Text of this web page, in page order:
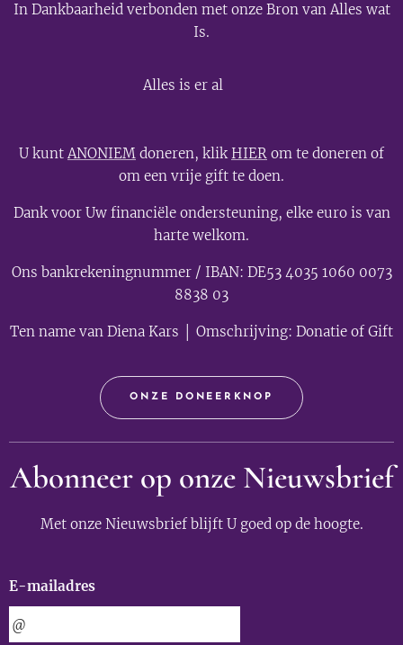
In Dankbaarheid verbonden met onze Bron van Alles wat
Is.
Alles is er al
U kuntANONIEM doneren, klikHIER om te doneren of
om een vrije gift te doen.
Dank voor Uw financiële ondersteuning, elke euro is van
harte welkom.
Ons bankrekeningnummer / IBAN: DE53 4035 1060 0073
8838 03
Ten name van Diena Kars │ Omschrijving: Donatie of Gift
ONZE DONEERKNOP
Abonneer op onze Nieuwsbrief
Met onze Nieuwsbrief blijft U goed op de hoogte.
E-mailadres